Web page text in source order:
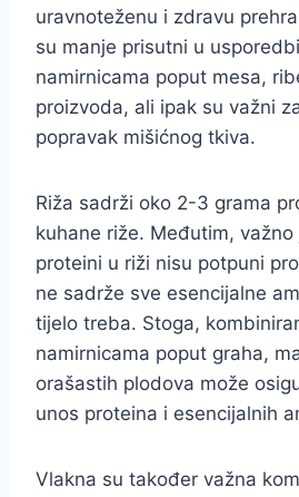
uravnoteženu i zdravu
su manje prisutni u
namirnicama poput mesa,
proizvoda, ali ipak su važni
popravak mišićnog tkiva.
Riža sadrži oko 2-3 grama
kuhane riže. Međutim,
proteini u riži nisu potpuni
ne sadrže sve esencijalne
tijelo treba. Stoga,
namirnicama poput graha,
orašastih plodova može
unos proteina i esencijalnih
Vlakna su također važna